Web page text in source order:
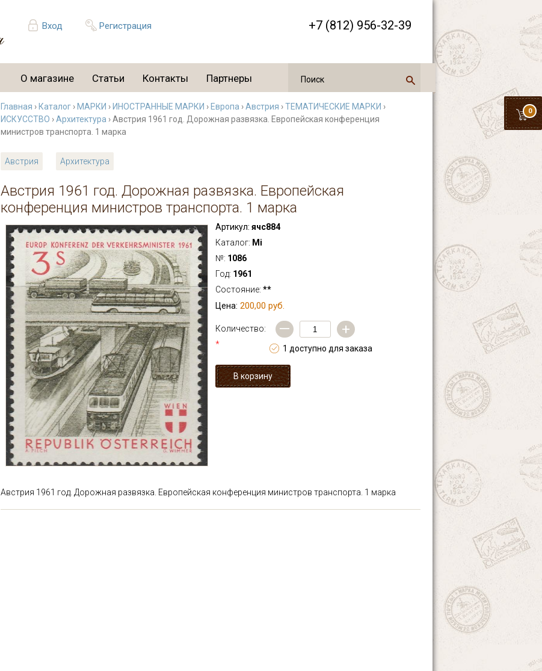
Вход Регистрация +7 (812) 956-32-39
0
О магазине Статьи Контакты Партнеры
Главная › Каталог › МАРКИ › ИНОСТРАННЫЕ МАРКИ › Европа ›Австрия ›ТЕМАТИЧЕСКИЕ МАРКИ ›
ИСКУССТВО ›Архитектура › Австрия 1961 год. Дорожная развязка. Европейская конференция
министров транспорта. 1 марка
Австрия Архитектура
Австрия 1961 год. Дорожная развязка. Европейская
конференция министров транспорта. 1 марка
Артикул: ячс884
Каталог: Mi
№: 1086
Год: 1961
Состояние: **
Цена: 200,00 руб.
Количество:
*
— +
1 доступно для заказа
Австрия 1961 год. Дорожная развязка. Европейская конференция министров транспорта. 1 марка